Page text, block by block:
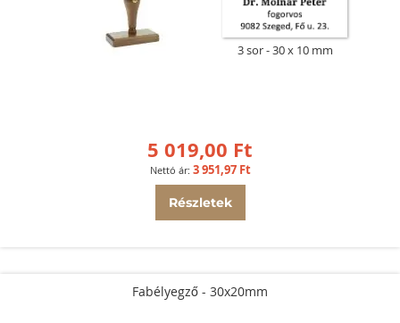
3 sor 30 x 10 mm
5 019,00 Ft
3 951,97 Ft
Részletek
Fabélyegző - 30x20mm